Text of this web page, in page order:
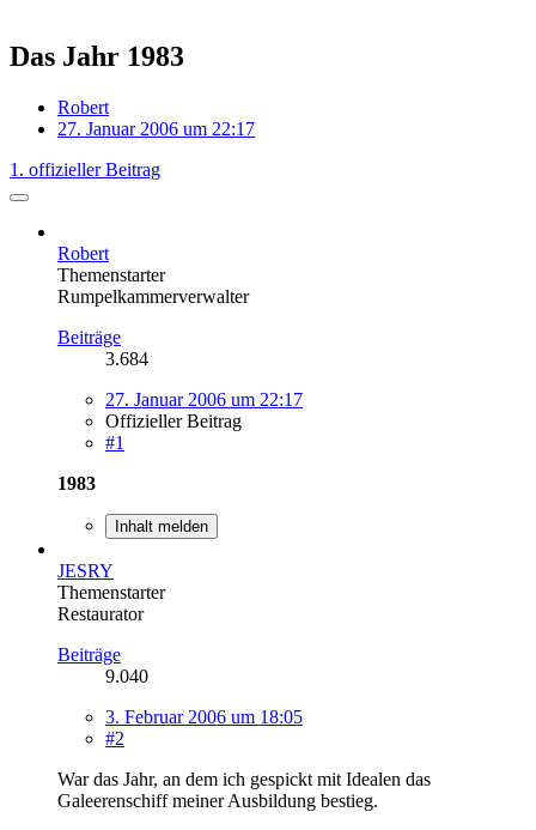
Das Jahr 1983
Robert
27. Januar 2006 um 22:17
1. offizieller Beitrag
Robert
Themenstarter
Rumpelkammerverwalter
Beiträge
3.684
27. Januar 2006 um 22:17
Offizieller Beitrag
#1
1983
Inhalt melden
JESRY
Themenstarter
Restaurator
Beiträge
9.040
3. Februar 2006 um 18:05
#2
War das Jahr, an dem ich gespickt mit Idealen das
Galeerenschiff meiner Ausbildung bestieg.